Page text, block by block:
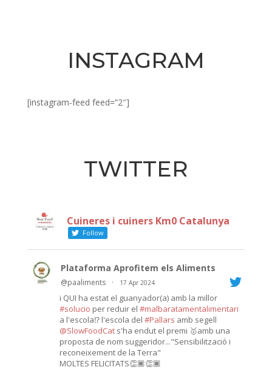
INSTAGRAM
[instagram-feed feed=”2″]
TWITTER
Cuineres i cuiners Km0 Catalunya
Follow
Plataforma Aprofitem els Aliments
@paaliments · 17 Apr 2024
i QUI ha estat el guanyador(a) amb la millor
#solucio per reduir el #malbaratamentalimentari
a l'escola⁉️ l'escola del #Pallars amb segell
@SlowFoodCats'ha endut el premi 🥇amb una
proposta de nom suggeridor..."Sensibilització i
reconeixement de la Terra"
MOLTES FELICITATS👏🏾👏🏾